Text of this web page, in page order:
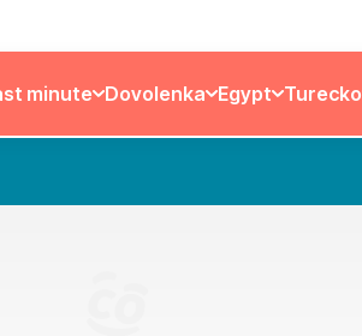
minute Dovolenka Egypt Turecko